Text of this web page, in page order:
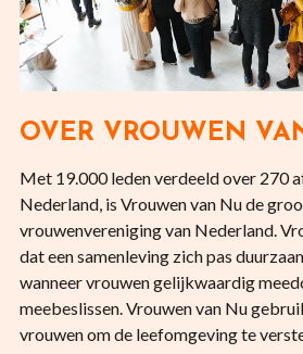
OVER VROUWEN
Met 19.000 leden verdeeld over 270
Nederland, is Vrouwen van Nu de
vrouwenvereniging van Nederland.
dat een samenleving zich pas
wanneer vrouwen gelijkwaardig
meebeslissen. Vrouwen van Nu
vrouwen om de leefomgeving te